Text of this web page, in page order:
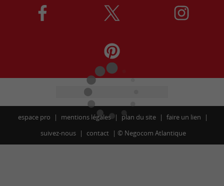
espace pro mentions légales plan du site
faire un lien
suivez-nous
contact © Negocom Atlantique